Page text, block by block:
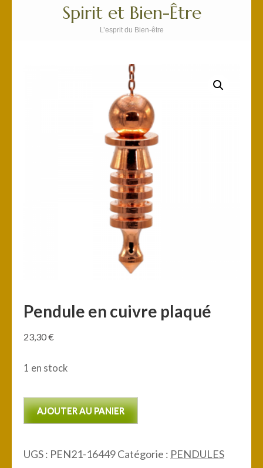
Spirit et Bien-Être
L’esprit du Bien-être
Pendule en cuivre plaqué
23,30€
1 en stock
quantité
en
AJOUTER AU PANIER
UGS : PEN21-16449Catégorie : PENDULES